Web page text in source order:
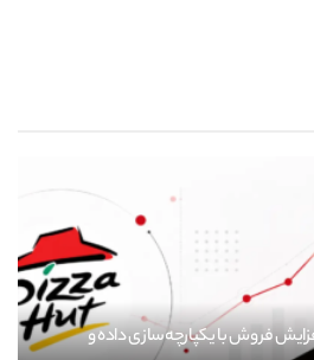
فروش با یکپارچه‌سازی داده و